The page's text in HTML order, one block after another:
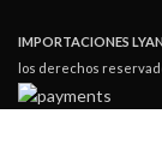
IMPORTACIONES
los derechos